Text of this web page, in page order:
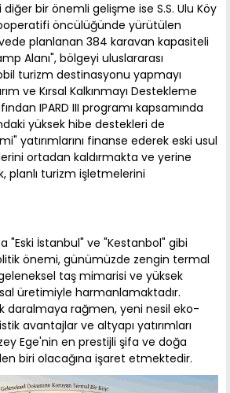
diğer bir önemli gelişme ise S.S. Ulu Köy
öncülüğünde yürütülen
planlanan 384 karavan kapasiteli
Alanı", bölgeyi uluslararası
turizm destinasyonu yapmayı
ve Kırsal Kalkınmayı Destekleme
IPARD III programı kapsamında
yüksek hibe destekleri de
yatırımlarını finanse ederek eski usul
ortadan kaldırmakta ve yerine
planlı turizm işletmelerini
"Eski İstanbul" ve "Kestanbol" gibi
önemi, günümüzde zengin termal
taş mimarisi ve yüksek
üretimiyle harmanlamaktadır.
daralmaya rağmen, yeni nesil eko-
avantajlar ve altyapı yatırımları
Ege'nin en prestijli şifa ve doğa
biri olacağına işaret etmektedir.